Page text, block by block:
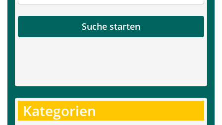
Suche starten
Kategorien